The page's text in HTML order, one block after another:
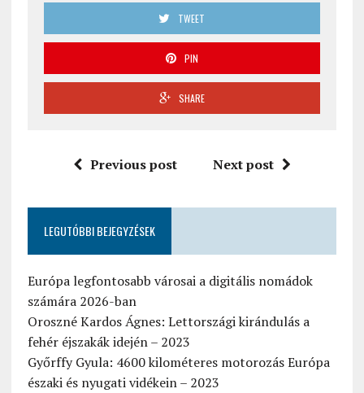
TWEET
PIN
SHARE
Previous post Next post
LEGUTÓBBI BEJEGYZÉSEK
Európa legfontosabb városai a digitális nomádok
számára 2026-ban
Oroszné Kardos Ágnes: Lettországi kirándulás a
fehér éjszakák idején – 2023
Győrffy Gyula: 4600 kilométeres motorozás Európa
északi és nyugati vidékein – 2023